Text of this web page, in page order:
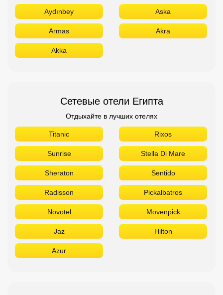
Aydınbey Aska
Armas Akra
Akka
Сетевые отели Египта
Отдыхайте в лучших отелях
Titanic Rixos
Sunrise Stella Di Mare
Sheraton Sentido
Radisson Pickalbatros
Novotel Movenpick
Jaz Hilton
Azur